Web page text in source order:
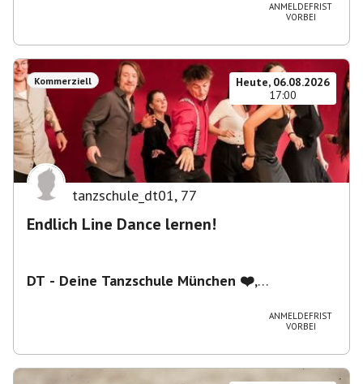
ANMELDEFRIST
VORBEI
Kommerziell
Heute, 06.08.2026
17:00
tanzschule_dt01, 77
Endlich Line Dance lernen!
DT - Deine Tanzschule München ❤️,
ANMELDEFRIST
VORBEI